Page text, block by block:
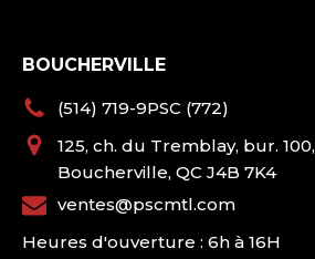
BOUCHERVILLE
(514) 719-9PSC (772)
125, ch. du Tremblay, bur. 100,
Boucherville, QC J4B 7K4
ventes@pscmtl.com
Heures d'ouverture : 6h à 16H